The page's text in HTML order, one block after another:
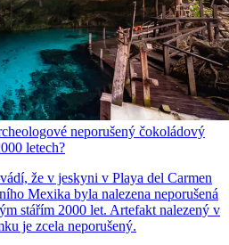
neporušený čokoládový
letech?
že v jeskyni v Playa del Carmen
Mexika byla nalezena neporušená
stářím 2000 let. Artefakt nalezený v
je zcela neporušený.